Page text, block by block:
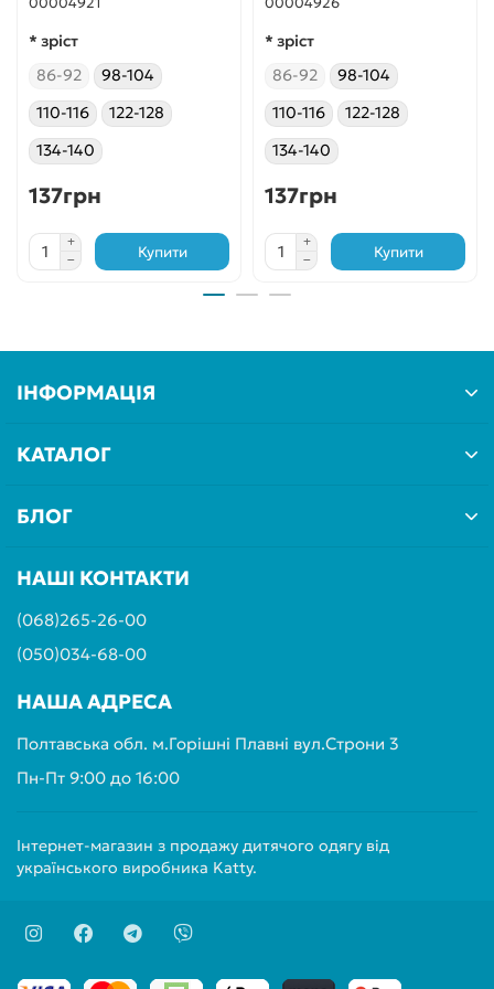
00004921
* зріст
86-92
98-104
110-116
122-128
134-140
137грн
Купити
00004926
* зріст
86-92
98-104
110-116
122-128
134-140
137грн
Купити
ІНФОРМАЦІЯ
КАТАЛОГ
БЛОГ
НАШІ КОНТАКТИ
(068)265-26-00
(050)034-68-00
НАША АДРЕСА
Полтавська обл. м.Горішні Плавні вул.Строни 3
Пн-Пт 9:00 до 16:00
Інтернет-магазин з продажу дитячого одягу від
українського виробника Katty.